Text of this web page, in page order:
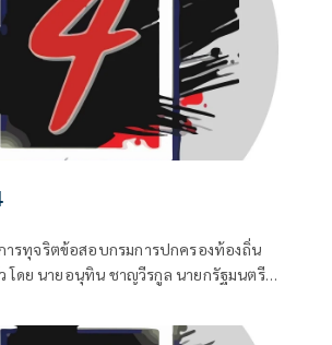
งประชุมคณะรัฐมนตรีในวันพุธที่ 5 สิงหาคม
ารทุจริตข้อสอบกรมการปกครองท้องถิ่น
โดย นายอนุทิน ชาญวีรกูล นายกรัฐมนตรี
แล้ว จบแล้ว